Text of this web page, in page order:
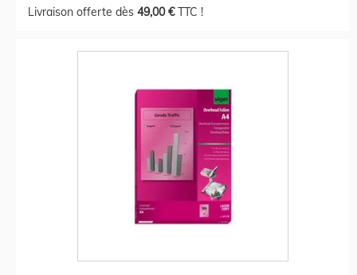
Livraison offerte dès 49,00 €TTC !